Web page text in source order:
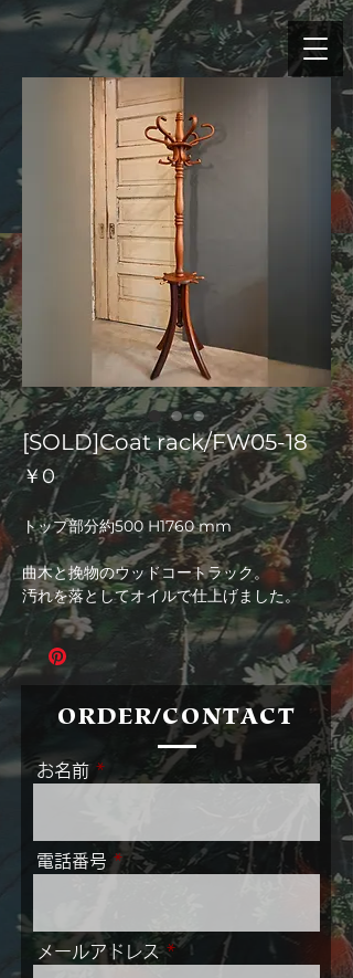
[SOLD]Coat rack/FW05-18
￥0価
格
トップ部分約500 H1760 mm
曲木と挽物のウッドコートラック。
汚れを落としてオイルで仕上げました。
ORDER/CONTACT
お名前
電話番号
メールアドレス